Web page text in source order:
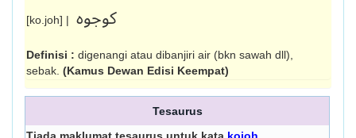
[ko.joh] | کوجوه
Definisi : digenangi atau dibanjiri air (bkn sawah dll),
sebak. (Kamus Dewan Edisi Keempat)
Tesaurus